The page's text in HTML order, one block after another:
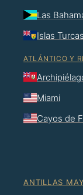
Las
Islas
ATLÁNTICO Y
Miami
Cayos de
ANTILLAS